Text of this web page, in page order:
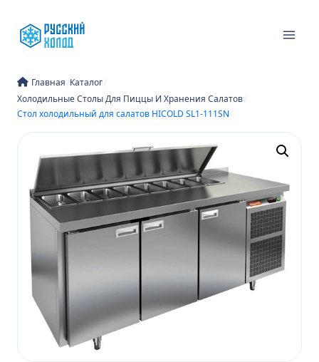
содержимому
Главная/Каталог/
Холодильные Столы Для Пиццы И Хранения Салатов/
Стол холодильный для салатов HICOLD SL1-111SN